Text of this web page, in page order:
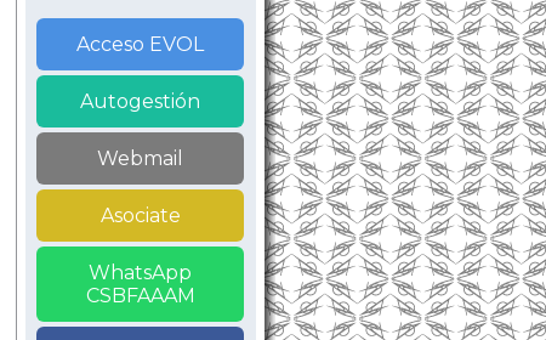
Acceso EVOL
Autogestión
Webmail
Asociate
WhatsApp
CSBFAAAM